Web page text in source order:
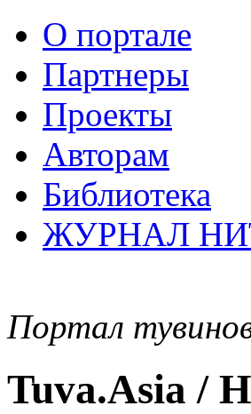
О портале
Партнеры
Проекты
Авторам
Библиотека
ЖУРНАЛ
Портал
Tuva.Asia /